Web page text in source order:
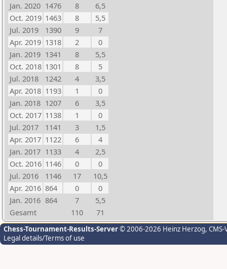
Jan. 2020 1476 8
6,5
Oct. 2019 1463 8
5,5
Jul. 2019
1390 9
7
Apr. 2019 1318 2
0
Jan. 2019 1341 8
5,5
Oct. 2018 1301 8
5
Jul. 2018
1242 4
3,5
Apr. 2018 1193 1
0
Jan. 2018 1207 6
3,5
Oct. 2017 1138 1
0
Jul. 2017
1141 3
1,5
Apr. 2017 1122 6
4
Jan. 2017 1133 4
2,5
Oct. 2016 1146 0
0
Jul. 2016
1146 17
10,5
Apr. 2016 864 0
0
Jan. 2016 864 7
5,5
Gesamt
110 71
Chess-Tournament-Results-Server© 2006-2026 Heinz Herzog,
Legal details/Terms of use